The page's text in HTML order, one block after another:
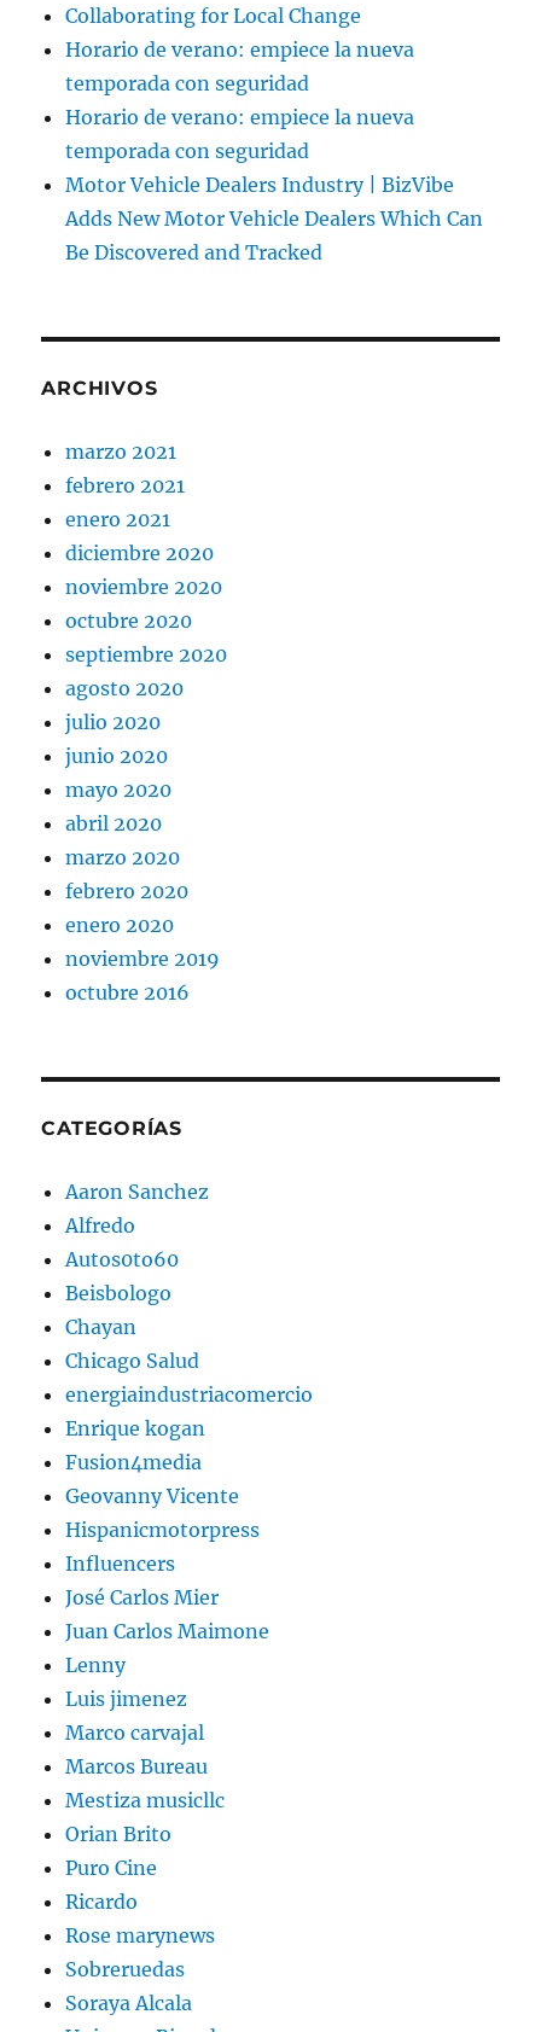
Collaborating for Local Change
Horario de verano: empiece la nueva
temporada con seguridad
Horario de verano: empiece la nueva
temporada con seguridad
Motor Vehicle Dealers Industry | BizVibe
Adds New Motor Vehicle Dealers Which Can
Be Discovered and Tracked
ARCHIVOS
marzo 2021
febrero 2021
enero 2021
diciembre 2020
noviembre 2020
octubre 2020
septiembre 2020
agosto 2020
julio 2020
junio 2020
mayo 2020
abril 2020
marzo 2020
febrero 2020
enero 2020
noviembre 2019
octubre 2016
CATEGORÍAS
Aaron Sanchez
Alfredo
Autos0to60
Beisbologo
Chayan
Chicago Salud
energiaindustriacomercio
Enrique kogan
Fusion4media
Geovanny Vicente
Hispanicmotorpress
Influencers
José Carlos Mier
Juan Carlos Maimone
Lenny
Luis jimenez
Marco carvajal
Marcos Bureau
Mestiza musicllc
Orian Brito
Puro Cine
Ricardo
Rose marynews
Sobreruedas
Soraya Alcala